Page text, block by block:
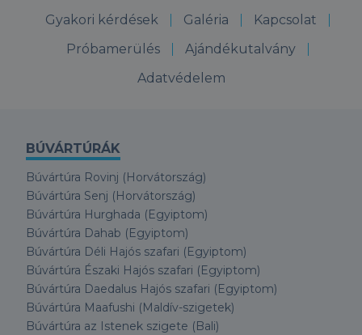
Gyakori kérdések
Galéria
Kapcsolat
Próbamerülés
Ajándékutalvány
Adatvédelem
BÚVÁRTÚRÁK
Búvártúra Rovinj (Horvátország)
Búvártúra Senj (Horvátország)
Búvártúra Hurghada (Egyiptom)
Búvártúra Dahab (Egyiptom)
Búvártúra Déli Hajós szafari (Egyiptom)
Búvártúra Északi Hajós szafari (Egyiptom)
Búvártúra Daedalus Hajós szafari (Egyiptom)
Búvártúra Maafushi (Maldív-szigetek)
Búvártúra az Istenek szigete (Bali)